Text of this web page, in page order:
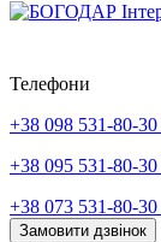
Телефони
+38 098 531-80-30
+38 095 531-80-30
+38 073 531-80-30
Замовити дзвінок